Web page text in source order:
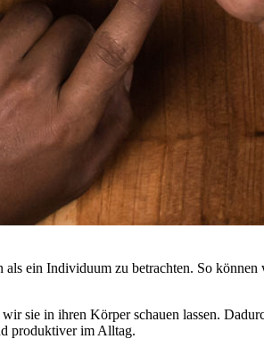
ein Individuum zu betrachten. So können
sie in ihren Körper schauen lassen.
produktiver im Alltag.